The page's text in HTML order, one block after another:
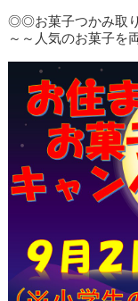
◎◎お菓子つかみ取
～～人気のお菓子を